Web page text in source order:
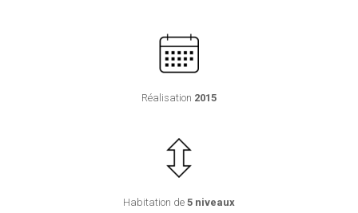
Réalisation 2015
Habitation de 5 niveaux